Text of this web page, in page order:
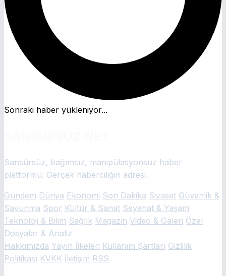
Sonraki haber yükleniyor...
Sansürsüz, bağımsız, manipülasyonsuz haber
platformu. Gerçek haberciliğin adresi.
Gündem Dünya Ekonomi Son Dakika Siyaset Güvenlik &
Savunma Spor Kültür & Sanat Seyahat & Yaşam
Teknoloji & Bilim Sağlık Magazin Video & Galeri Özel
Dosyalar & Analiz
Hakkımızda Yayın İlkeleri Kullanım Şartları Gizlilik
Politikası KVKK İletişim RSS